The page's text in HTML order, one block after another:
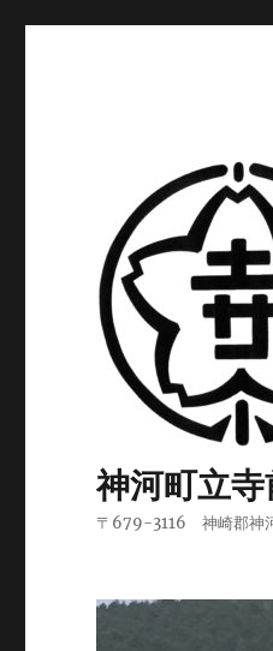
神河町立
〒679-3116 神崎郡